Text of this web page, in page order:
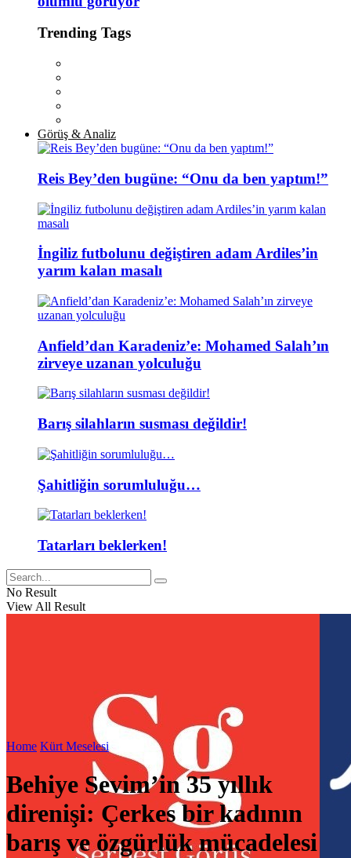
Trending Tags
Görüş & Analiz
Reis Bey’den bugüne: “Onu da ben yaptım!”
İngiliz futbolunu değiştiren adam Ardiles’in
yarım kalan masalı
Anfield’dan Karadeniz’e: Mohamed Salah’ın
zirveye uzanan yolculuğu
Barış silahların susması değildir!
Şahitliğin sorumluluğu…
Tatarları beklerken!
No Result
View All Result
Home Kürt Meselesi
Behiye Sevim’in 35 yıllık
direnişi: Çerkes bir kadının
barış ve özgürlük mücadelesi